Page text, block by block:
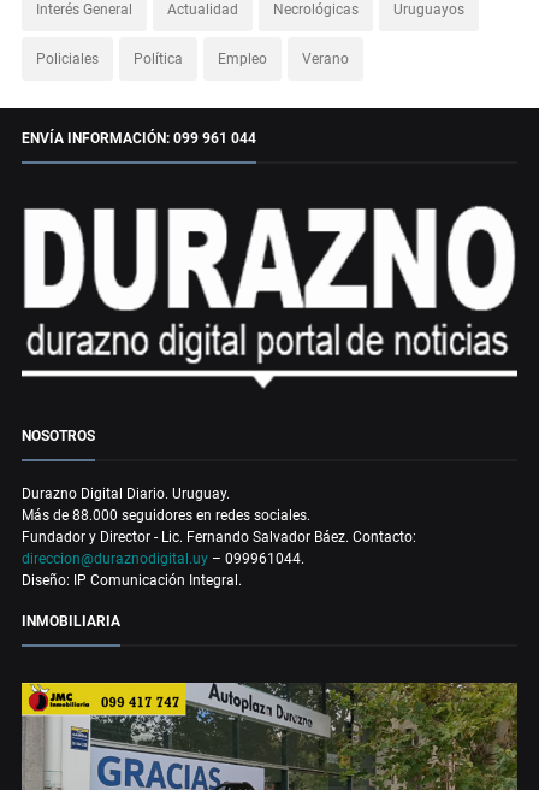
Interés General Actualidad Necrológicas Uruguayos
Policiales Política Empleo Verano
ENVÍA INFORMACIÓN: 099 961 044
NOSOTROS
Durazno Digital Diario. Uruguay.
Más de 88.000 seguidores en redes sociales.
Fundador y Director - Lic. Fernando Salvador Báez. Contacto:
direccion@duraznodigital.uy – 099961044.
Diseño: IP Comunicación Integral.
INMOBILIARIA